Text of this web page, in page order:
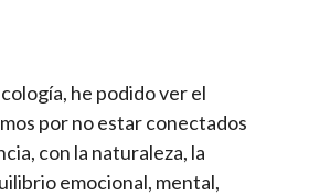
he podido ver el
por no estar conectados
con la naturaleza, la
emocional, mental,